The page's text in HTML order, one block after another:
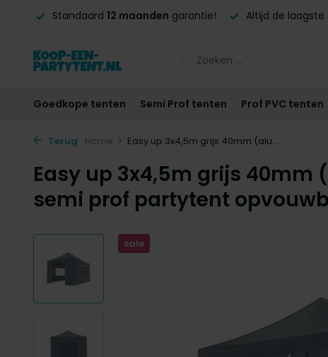
garantie! Altijd de laagsteprijsgarantie! Vóór21:00
Goedkope tenten Semi Prof tenten Prof PVC tenten
Terug Home Easy up 3x4,5m grijs 40mm (alu...
Easy up 3x4,5m grijs
semi prof partytent
sale